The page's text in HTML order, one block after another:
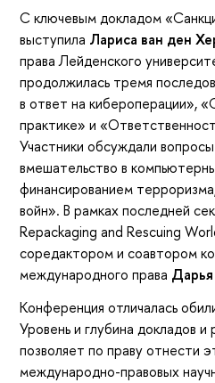
С ключевым докладом
выступила Лариса ван ден
права Лейденского
продолжилась тремя
в ответ на кибероперации»,
практике» и
Участники обсуждали
вмешательство в
финансированием
войн». В рамках последней
Repackaging and Rescuing
соредактором и соавтором
международного права
Конференция отличалась
Уровень и глубина докладов и
позволяет по праву отнести
международно-правовых